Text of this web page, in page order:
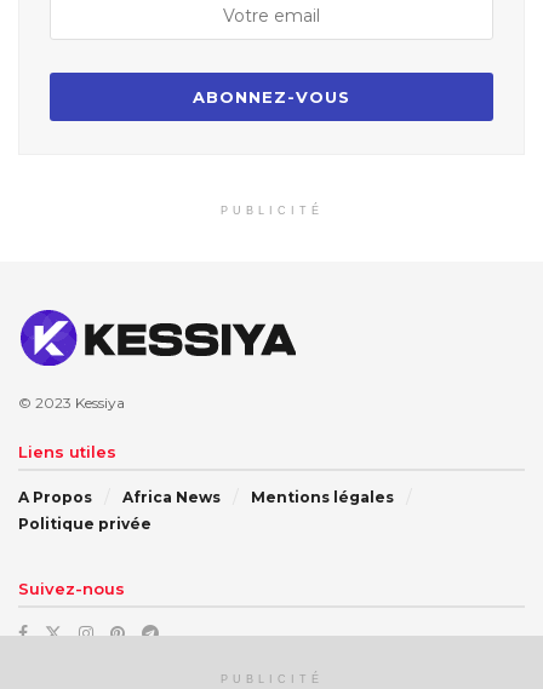
PUBLICITÉ
© 2023 Kessiya
Liens utiles
A Propos Africa News
Mentions légales
Politique privée
Suivez-nous
PUBLICITÉ